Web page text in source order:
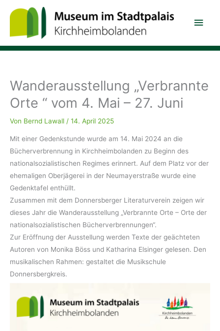
Inhalt
Wanderausstellung „Verbrannte
Orte “ vom 4. Mai – 27. Juni
Von Bernd Lawall / 14. April 2025
Mit einer Gedenkstunde wurde am 14. Mai 2024 an die
Bücherverbrennung in Kirchheimbolanden zu Beginn des
nationalsozialistischen Regimes erinnert. Auf dem Platz vor der
ehemaligen Oberjägerei in der Neumayerstraße wurde eine
Gedenktafel enthüllt.
Zusammen mit dem Donnersberger Literaturverein zeigen wir
dieses Jahr die Wanderausstellung „Verbrannte Orte – Orte der
nationalsozialistischen Bücherverbrennungen“.
Zur Eröffnung der Ausstellung werden Texte der geächteten
Autoren von Monika Böss und Katharina Elsinger gelesen. Den
musikalischen Rahmen: gestaltet die Musikschule
Donnersbergkreis.